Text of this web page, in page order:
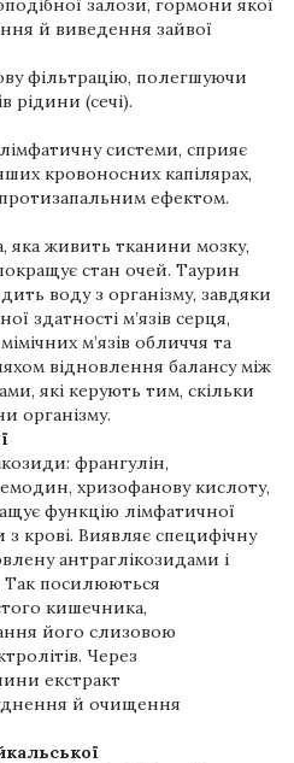
залози, гормони якої
й виведення зайвої
фільтрацію, полегшуючи
рідини (сечі).
системи, сприяє
кровоносних капілярах,
ефектом.
яка живить тканини мозку,
стан очей. Таурин
воду з організму, завдяки
здатності м’язів серця,
м’язів обличчя та
відновлення балансу між
які керують тим, скільки
організму.
франгулін,
хризофанову кислоту,
функцію лімфатичної
крові. Виявляє специфічну
антраглікозидами і
посилюються
кишечника,
його слизовою
Через
екстракт
й очищення